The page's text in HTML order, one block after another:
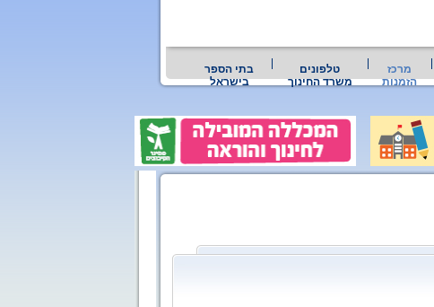
מרכז
הזמנות
טלפונים
משרד החינוך
בתי הספר
בישראל